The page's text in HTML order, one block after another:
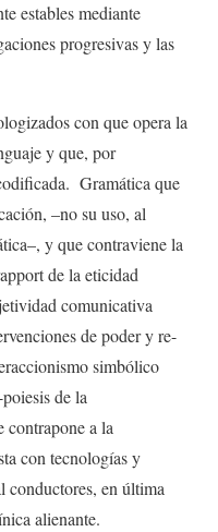
estables mediante
progresivas y las
con que opera la
y que, por
Gramática que
–no su uso, al
y que contraviene la
de la eticidad
comunicativa
de poder y re-
simbólico
de la
contrapone a la
con tecnologías y
en última
alienante.